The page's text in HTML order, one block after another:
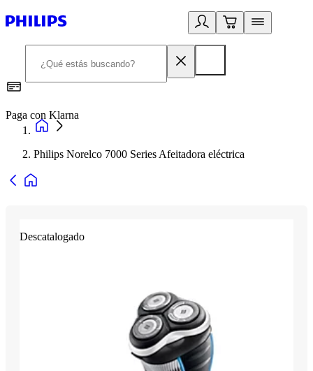
Paga con Klarna
Philips Norelco 7000 Series Afeitadora eléctrica
Descatalogado